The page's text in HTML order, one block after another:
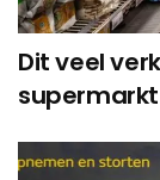
Dit veel